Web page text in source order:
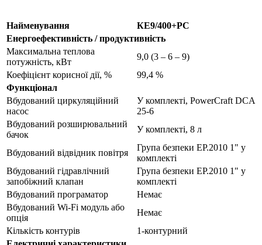
Найменування
КЕ9/400+PC
Енергоефективність / продуктивність
Максимальна теплова
потужність, кВт
9,0 (3 – 6 – 9)
Коефіцієнт корисної дії, %
99,4 %
Функціонал
Вбудований циркуляційний
насос
У комплекті, PowerCraft DCA
25-6
Вбудований розширювальний
бачок
У комплекті, 8 л
Вбудований відвідник повітря
Група безпеки EP.2010 1" у
комплекті
Вбудований гідравлічний
запобіжний клапан
Група безпеки EP.2010 1" у
комплекті
Вбудований програматор
Немає
Вбудований Wi-Fi модуль або
опція
Немає
Кількість контурів
1-контурний